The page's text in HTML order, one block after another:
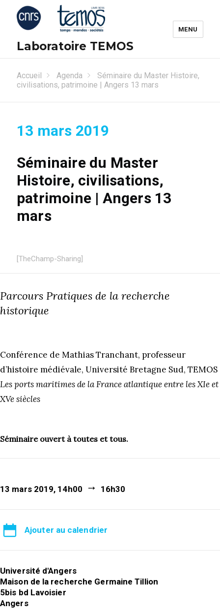
Laboratoire TEMOS
MENU
Accueil Agenda
Séminaire du Master Histoire,
civilisations, patrimoine | Angers 13 mars
13 mars 2019
Séminaire du Master
Histoire, civilisations,
patrimoine | Angers 13
mars
[TheChamp-Sharing]
Parcours Pratiques de la recherche
historique
Conférence de Mathias Tranchant, professeur
d’histoire médiévale, Université Bretagne Sud, TEMOS
Les ports maritimes de la France atlantique entre les XIe et
XVe siècles
Séminaire ouvert à toutes et tous.
13 mars 2019, 14h00 16h30
Ajouter au calendrier
Université d'Angers
Maison de la recherche Germaine Tillion
5bis bd Lavoisier
Angers